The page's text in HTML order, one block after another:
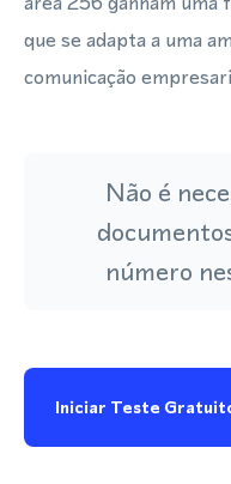
que se adapta a uma
comunicação
Não é
número
Iniciar Teste